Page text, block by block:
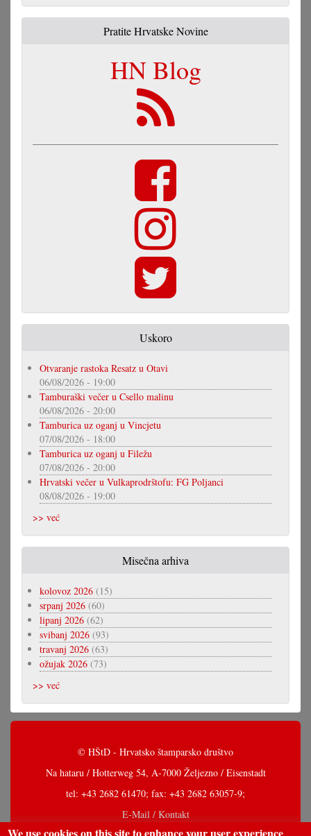
Pratite Hrvatske Novine
HN Blog
Uskoro
Otvaranje rastoka Resatz u Otavi
06/08/2026 - 19:00
Tamburaški večer u Csello malinu
06/08/2026 - 20:00
Tamburica uz oganj u Vincjetu
07/08/2026 - 18:00
Tamburica uz oganj u Filežu
07/08/2026 - 20:00
Hrvatski večer u Vulkaprodrštofu: FG Poljanci
08/08/2026 - 19:00
>> već
Misečna arhiva
kolovoz 2026 (15)
srpanj 2026 (60)
lipanj 2026 (62)
svibanj 2026 (93)
travanj 2026 (63)
ožujak 2026 (73)
>> već
© HŠtD - Hrvatsko štamparsko društvo
Na hataru / Hotterweg 54, A-7000 Željezno / Eisenstadt
tel: +43 2682 61470; fax: +43 2682 63057-9;
E-Mail / Kontakt